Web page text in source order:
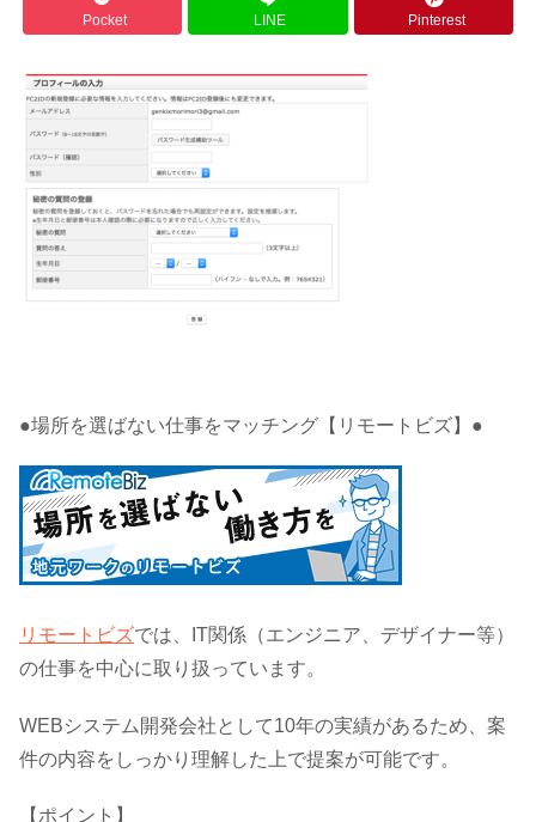
Pocket LINE Pinterest
●場所を選ばない仕事をマッチング【リモートビズ】●
リモートビズでは、IT関係（エンジニア、デザイナー等）
の仕事を中心に取り扱っています。
WEBシステム開発会社として10年の実績があるため、案
件の内容をしっかり理解した上で提案が可能です。
【ポイント】